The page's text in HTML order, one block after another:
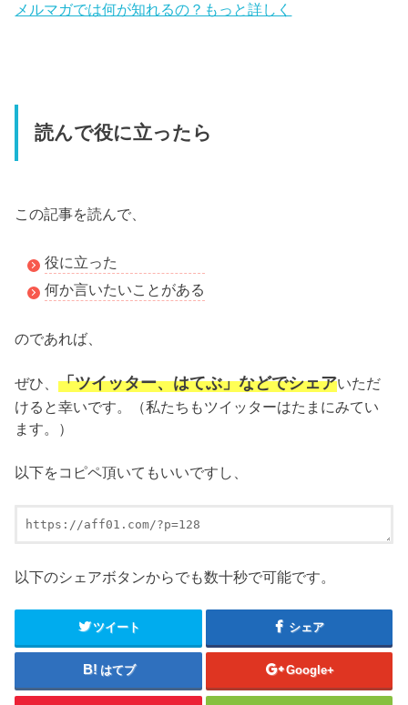
メルマガでは何が知れるの？もっと詳しく
読んで役に立ったら
この記事を読んで、
役に立った
何か言いたいことがある
のであれば、
ぜひ、「ツイッター、はてぶ」などでシェアいただ
けると幸いです。（私たちもツイッターはたまにみてい
ます。）
以下をコピペ頂いてもいいですし、
以下のシェアボタンからでも数十秒で可能です。
ツイート シェア
はてブ Google+